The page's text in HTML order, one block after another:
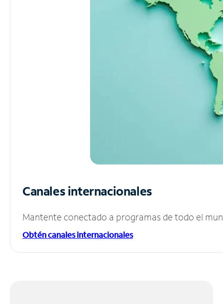
Canales internacionales
Mantente conectado a programas de todo el
Obtén canales internacionales